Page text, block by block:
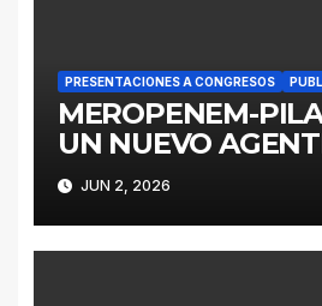
PRESENTACIONES A CONGRESOS
MEROPENEM-
UN NUEVO
A
PRODUCTORES DE
JUN 2, 2026